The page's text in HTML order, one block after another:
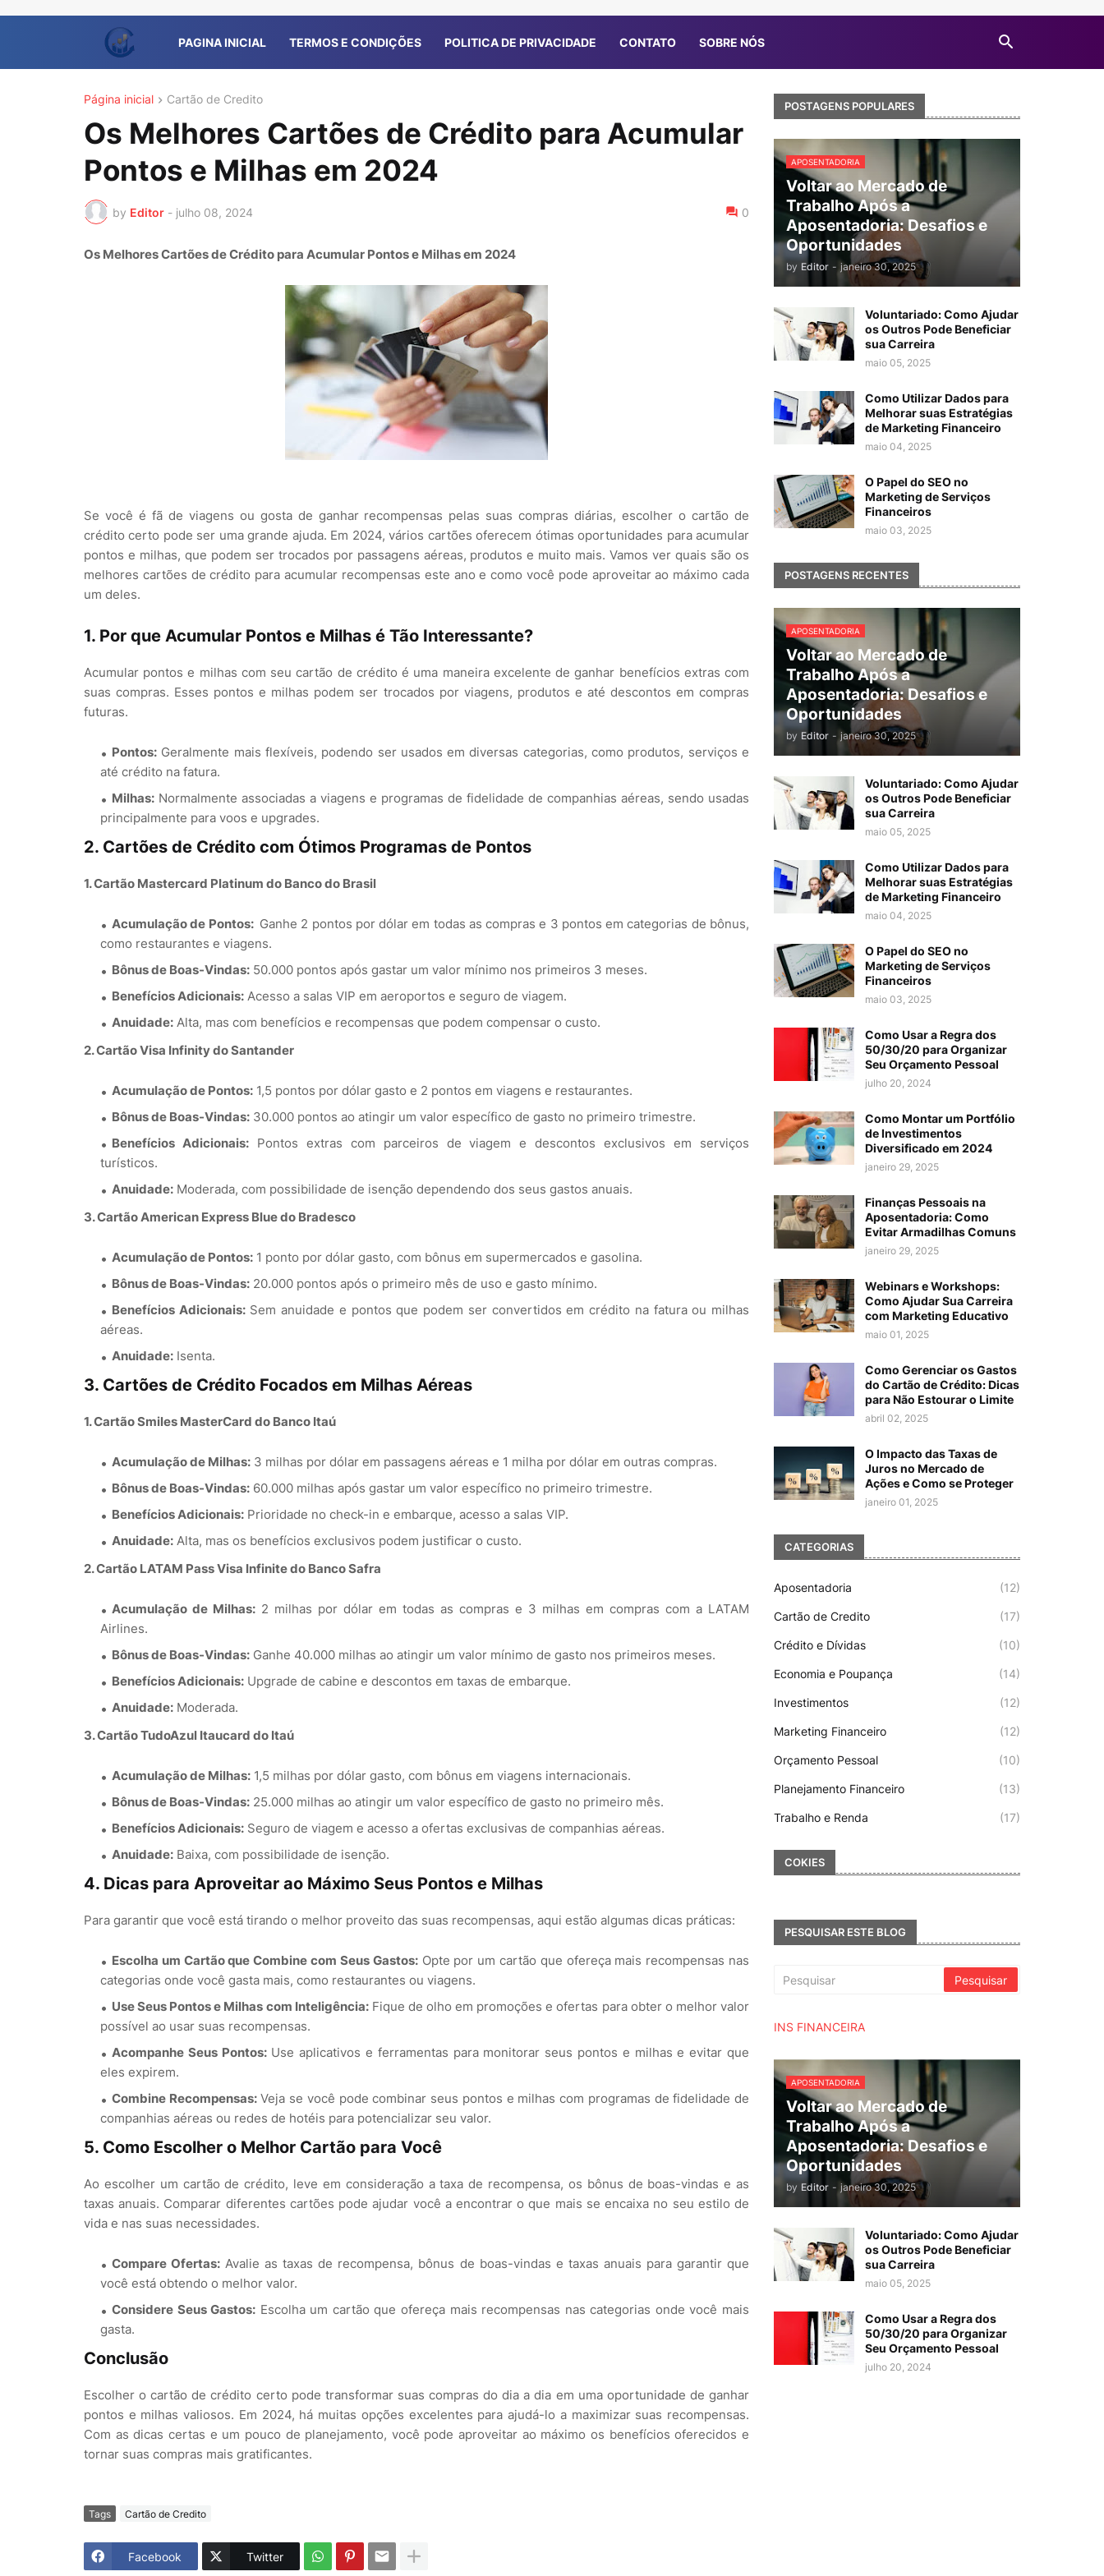
PAGINA INICIAL TERMOS E CONDIÇÕES POLITICA DE PRIVACIDADE CONTATO SOBRE NÓS
Página inicial Cartão de Credito
Os Melhores Cartões de Crédito para Acumular
Pontos e Milhas em 2024
by Editor - julho 08, 2024 0
Os Melhores Cartões de Crédito para Acumular Pontos e Milhas em 2024
Se você é fã de viagens ou gosta de ganhar recompensas pelas suas compras diárias, escolher o cartão de
crédito certo pode ser uma grande ajuda. Em 2024, vários cartões oferecem ótimas oportunidades para acumular
pontos e milhas, que podem ser trocados por passagens aéreas, produtos e muito mais. Vamos ver quais são os
melhores cartões de crédito para acumular recompensas este ano e como você pode aproveitar ao máximo cada
um deles.
1. Por que Acumular Pontos e Milhas é Tão Interessante?
Acumular pontos e milhas com seu cartão de crédito é uma maneira excelente de ganhar benefícios extras com
suas compras. Esses pontos e milhas podem ser trocados por viagens, produtos e até descontos em compras
futuras.
Pontos: Geralmente mais flexíveis, podendo ser usados em diversas categorias, como produtos, serviços e
até crédito na fatura.
Milhas: Normalmente associadas a viagens e programas de fidelidade de companhias aéreas, sendo usadas
principalmente para voos e upgrades.
2. Cartões de Crédito com Ótimos Programas de Pontos
1. Cartão Mastercard Platinum do Banco do Brasil
Acumulação de Pontos: Ganhe 2 pontos por dólar em todas as compras e 3 pontos em categorias de bônus,
como restaurantes e viagens.
Bônus de Boas-Vindas: 50.000 pontos após gastar um valor mínimo nos primeiros 3 meses.
Benefícios Adicionais: Acesso a salas VIP em aeroportos e seguro de viagem.
Anuidade: Alta, mas com benefícios e recompensas que podem compensar o custo.
2. Cartão Visa Infinity do Santander
Acumulação de Pontos: 1,5 pontos por dólar gasto e 2 pontos em viagens e restaurantes.
Bônus de Boas-Vindas: 30.000 pontos ao atingir um valor específico de gasto no primeiro trimestre.
Benefícios Adicionais:Pontos extras com parceiros de viagem e descontos exclusivos em serviços
turísticos.
Anuidade: Moderada, com possibilidade de isenção dependendo dos seus gastos anuais.
3. Cartão American Express Blue do Bradesco
Acumulação de Pontos: 1 ponto por dólar gasto, com bônus em supermercados e gasolina.
Bônus de Boas-Vindas: 20.000 pontos após o primeiro mês de uso e gasto mínimo.
Benefícios Adicionais:Sem anuidade e pontos que podem ser convertidos em crédito na fatura ou milhas
aéreas.
Anuidade: Isenta.
3. Cartões de Crédito Focados em Milhas Aéreas
1. Cartão Smiles MasterCard do Banco Itaú
Acumulação de Milhas: 3 milhas por dólar em passagens aéreas e 1 milha por dólar em outras compras.
Bônus de Boas-Vindas: 60.000 milhas após gastar um valor específico no primeiro trimestre.
Benefícios Adicionais: Prioridade no check-in e embarque, acesso a salas VIP.
Anuidade: Alta, mas os benefícios exclusivos podem justificar o custo.
2. Cartão LATAM Pass Visa Infinite do Banco Safra
Acumulação de Milhas: 2 milhas por dólar em todas as compras e 3 milhas em compras com a LATAM
Airlines.
Bônus de Boas-Vindas: Ganhe 40.000 milhas ao atingir um valor mínimo de gasto nos primeiros meses.
Benefícios Adicionais: Upgrade de cabine e descontos em taxas de embarque.
Anuidade: Moderada.
3. Cartão TudoAzul Itaucard do Itaú
Acumulação de Milhas: 1,5 milhas por dólar gasto, com bônus em viagens internacionais.
Bônus de Boas-Vindas: 25.000 milhas ao atingir um valor específico de gasto no primeiro mês.
Benefícios Adicionais: Seguro de viagem e acesso a ofertas exclusivas de companhias aéreas.
Anuidade: Baixa, com possibilidade de isenção.
4. Dicas para Aproveitar ao Máximo Seus Pontos e Milhas
Para garantir que você está tirando o melhor proveito das suas recompensas, aqui estão algumas dicas práticas:
Escolha um Cartão que Combine com Seus Gastos:Opte por um cartão que ofereça mais recompensas nas
categorias onde você gasta mais, como restaurantes ou viagens.
Use Seus Pontos e Milhas com Inteligência:Fique de olho em promoções e ofertas para obter o melhor valor
possível ao usar suas recompensas.
Acompanhe Seus Pontos:Use aplicativos e ferramentas para monitorar seus pontos e milhas e evitar que
eles expirem.
Combine Recompensas:Veja se você pode combinar seus pontos e milhas com programas de fidelidade de
companhias aéreas ou redes de hotéis para potencializar seu valor.
5. Como Escolher o Melhor Cartão para Você
Ao escolher um cartão de crédito, leve em consideração a taxa de recompensa, os bônus de boas-vindas e as
taxas anuais. Comparar diferentes cartões pode ajudar você a encontrar o que mais se encaixa no seu estilo de
vida e nas suas necessidades.
Compare Ofertas: Avalie as taxas de recompensa, bônus de boas-vindas e taxas anuais para garantir que
você está obtendo o melhor valor.
Considere Seus Gastos: Escolha um cartão que ofereça mais recompensas nas categorias onde você mais
gasta.
Conclusão
Escolher o cartão de crédito certo pode transformar suas compras do dia a dia em uma oportunidade de ganhar
pontos e milhas valiosos. Em 2024, há muitas opções excelentes para ajudá-lo a maximizar suas recompensas.
Com as dicas certas e um pouco de planejamento, você pode aproveitar ao máximo os benefícios oferecidos e
tornar suas compras mais gratificantes.
Tags Cartão de Credito
Facebook Twitter
POSTAGENS POPULARES
APOSENTADORIA
Voltar ao Mercado de
Trabalho Após a
Aposentadoria: Desafios e
Oportunidades
by Editor - janeiro 30, 2025
Voluntariado: Como Ajudar
os Outros Pode Beneficiar
sua Carreira
maio 05, 2025
Como Utilizar Dados para
Melhorar suas Estratégias
de Marketing Financeiro
maio 04, 2025
O Papel do SEO no
Marketing de Serviços
Financeiros
maio 03, 2025
POSTAGENS RECENTES
APOSENTADORIA
Voltar ao Mercado de
Trabalho Após a
Aposentadoria: Desafios e
Oportunidades
by Editor - janeiro 30, 2025
Voluntariado: Como Ajudar
os Outros Pode Beneficiar
sua Carreira
maio 05, 2025
Como Utilizar Dados para
Melhorar suas Estratégias
de Marketing Financeiro
maio 04, 2025
O Papel do SEO no
Marketing de Serviços
Financeiros
maio 03, 2025
Como Usar a Regra dos
50/30/20 para Organizar
Seu Orçamento Pessoal
julho 20, 2024
Como Montar um Portfólio
de Investimentos
Diversificado em 2024
janeiro 29, 2025
Finanças Pessoais na
Aposentadoria: Como
Evitar Armadilhas Comuns
janeiro 29, 2025
Webinars e Workshops:
Como Ajudar Sua Carreira
com Marketing Educativo
maio 01, 2025
Como Gerenciar os Gastos
do Cartão de Crédito: Dicas
para Não Estourar o Limite
abril 02, 2025
O Impacto das Taxas de
Juros no Mercado de
Ações e Como se Proteger
janeiro 01, 2025
CATEGORIAS
Aposentadoria (12)
Cartão de Credito (17)
Crédito e Dívidas (10)
Economia e Poupança (14)
Investimentos (12)
Marketing Financeiro (12)
Orçamento Pessoal (10)
Planejamento Financeiro (13)
Trabalho e Renda (17)
COKIES
PESQUISAR ESTE BLOG
INS FINANCEIRA
APOSENTADORIA
Voltar ao Mercado de
Trabalho Após a
Aposentadoria: Desafios e
Oportunidades
by Editor - janeiro 30, 2025
Voluntariado: Como Ajudar
os Outros Pode Beneficiar
sua Carreira
maio 05, 2025
Como Usar a Regra dos
50/30/20 para Organizar
Seu Orçamento Pessoal
julho 20, 2024